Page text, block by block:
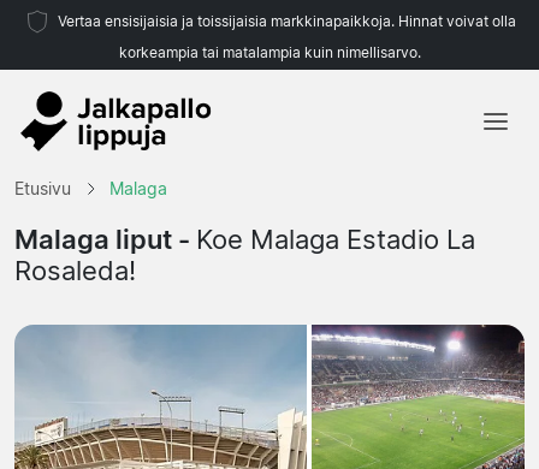
Vertaa ensisijaisia ja toissijaisia markkinapaikkoja. Hinnat voivat olla
korkeampia tai matalampia kuin nimellisarvo.
Joukkueet
Etusivu Malaga
Malaga liput - Koe Malaga Estadio La
Rosaleda!